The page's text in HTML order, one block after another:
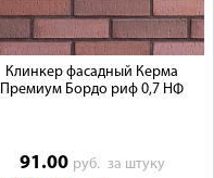
Клинкер фасадный Керма
Премиум Бордо риф 0,7 НФ
91.00 руб. за штуку